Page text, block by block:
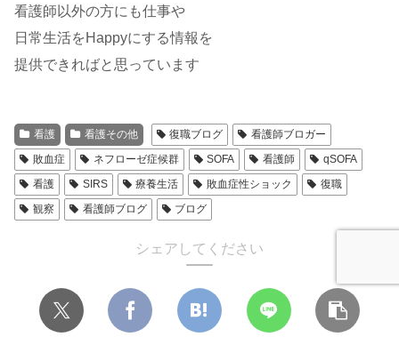
看護師以外の方にも仕事や
日常生活をHappyにする情報を
提供できればと思っています
看護 看護その他 復職ブログ
看護師ブロガー
敗血症
ネフローゼ症候群 SOFA 看護師
qSOFA
看護
SIRS 療養生活 敗血症性ショック
復職
観察
看護師ブログ ブログ
シェアしてください